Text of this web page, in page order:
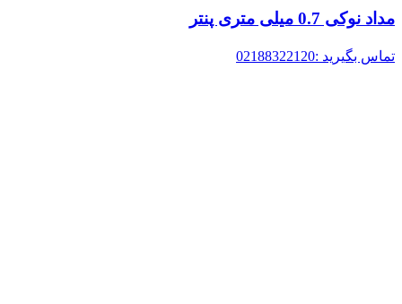
مداد نوکی 0.7 میلی متری پنتر
تماس بگیرید :02188322120